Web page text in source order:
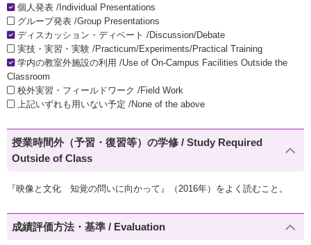
個人発表 /Individual Presentations
グループ発表 /Group Presentations
ディスカッション・ディベート /Discussion/Debate
実技・実習・実験 /Practicum/Experiments/Practical Training
学内の教室外施設の利用 /Use of On-Campus Facilities Outside the
Classroom
校外実習・フィールドワーク /Field Work
上記いずれも用いない予定 /None of the above
授業時間外（予習・復習等）の学修 / Study Required
Outside of Class
『映像と文化 知覚の問いに向かって』（2016年）をよく読むこと。
成績評価方法・基準 / Evaluation